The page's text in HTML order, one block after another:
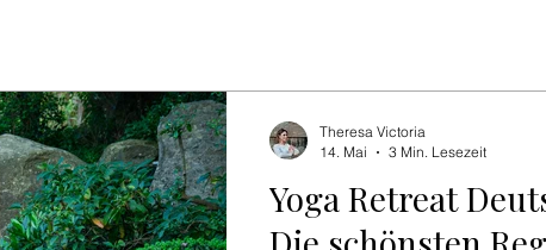
Yoga Retreat
Theresa Victoria
14. Mai
3 Min. Lesezeit